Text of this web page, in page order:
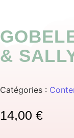
&
Catégories :
14,00 €